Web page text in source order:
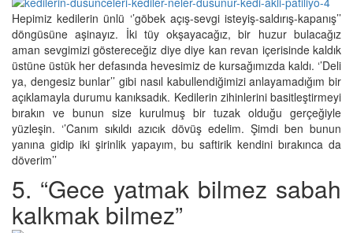
Hepimiz kedilerin ünlü ‘’göbek açış-sevgi isteyiş-saldırış-kapanış’’
döngüsüne aşinayız. İki tüy okşayacağız, bir huzur bulacağız
aman sevgimizi göstereceğiz diye diye kan revan içerisinde kaldık
üstüne üstük her defasında hevesimiz de kursağımızda kaldı. ‘’Deli
ya, dengesiz bunlar’’ gibi nasıl kabullendiğimizi anlayamadığım bir
açıklamayla durumu kanıksadık. Kedilerin zihinlerini basitleştirmeyi
bırakın ve bunun size kurulmuş bir tuzak olduğu gerçeğiyle
yüzleşin. ‘’Canım sıkıldı azıcık dövüş edelim. Şimdi ben bunun
yanına gidip iki şirinlik yapayım, bu saftirik kendini bırakınca da
döverim’’
5. “Gece yatmak bilmez sabah
kalkmak bilmez”